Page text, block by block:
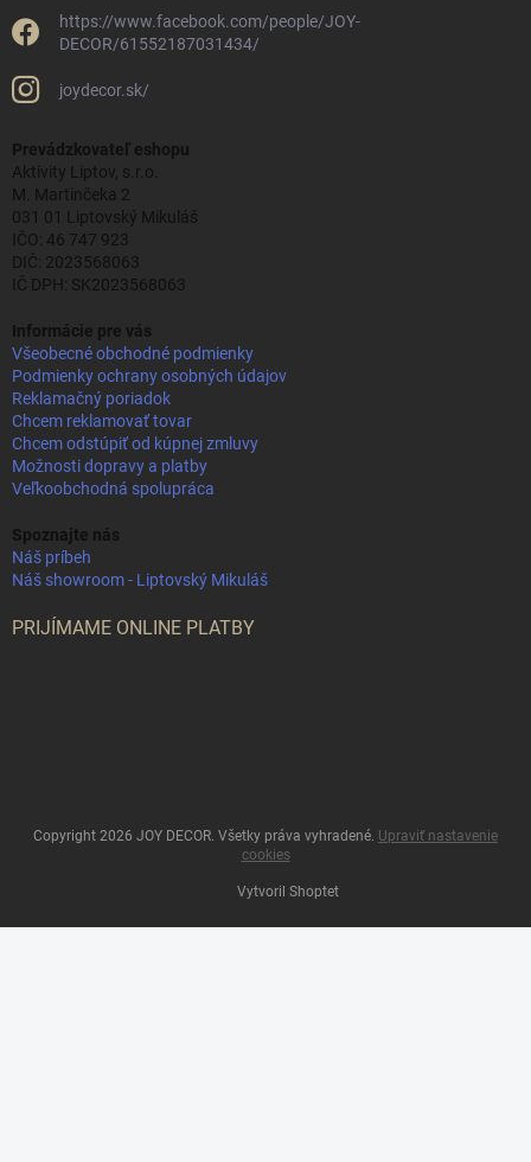
https://www.facebook.com/people/JOY-
DECOR/61552187031434/
joydecor.sk/
Prevádzkovateľ eshopu
Aktivity Liptov, s.r.o.
M. Martinčeka 2
031 01 Liptovský Mikuláš
IČO: 46 747 923
DIČ: 2023568063
IČ DPH: SK2023568063
Informácie pre vás
Všeobecné obchodné podmienky
Podmienky ochrany osobných údajov
Reklamačný poriadok
Chcem reklamovať tovar
Chcem odstúpiť od kúpnej zmluvy
Možnosti dopravy a platby
Veľkoobchodná spolupráca
Spoznajte nás
Náš príbeh
Náš showroom - Liptovský Mikuláš
PRIJÍMAME ONLINE PLATBY
Vytvoril Shoptet
Copyright 2026 JOY DECOR. Všetky práva vyhradené. Upraviť nastavenie
cookies